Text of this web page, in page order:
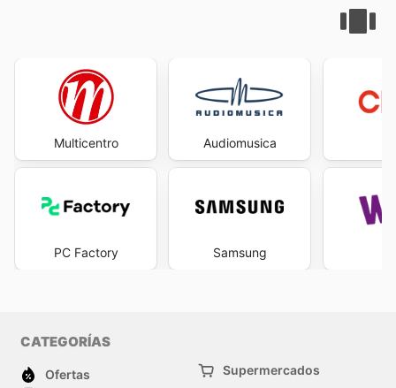
Multicentro
PC Factory
Audiomusica
Samsung
CATEGORÍAS
Ofertas
Supermercados